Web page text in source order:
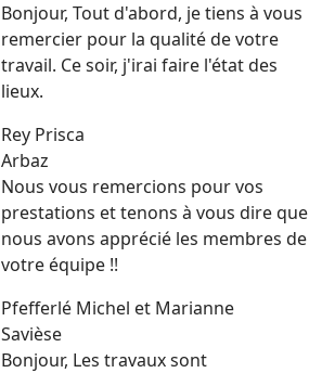
Bonjour, Tout d'abord, je tiens à vous
remercier pour la qualité de votre
travail. Ce soir, j'irai faire l'état des
lieux.
Rey Prisca
Arbaz
Nous vous remercions pour vos
prestations et tenons à vous dire que
nous avons apprécié les membres de
votre équipe !!
Pfefferlé Michel et Marianne
Savièse
Bonjour, Les travaux sont